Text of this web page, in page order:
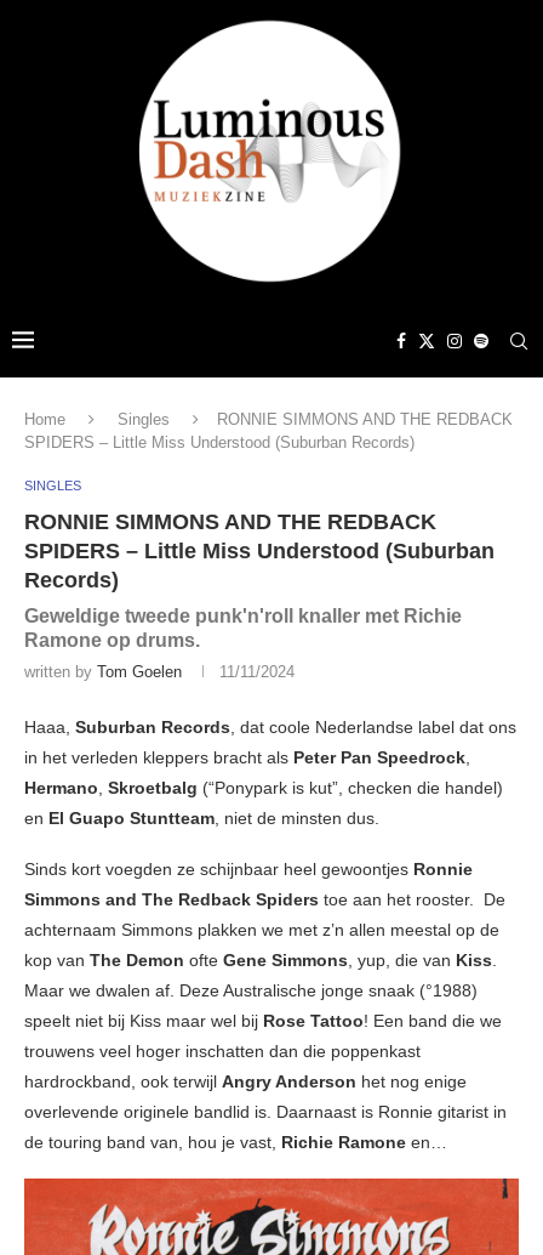
Home Singles
RONNIE SIMMONS AND THE REDBACK
SPIDERS – Little Miss Understood (Suburban Records)
SINGLES
RONNIE SIMMONS AND THE REDBACK
SPIDERS – Little Miss Understood (Suburban
Records)
Geweldige tweede punk'n'roll knaller met Richie
Ramone op drums.
written by Tom Goelen 11/11/2024
Haaa, Suburban Records, dat coole Nederlandse label dat ons
in het verleden kleppers bracht als Peter Pan Speedrock,
Hermano, Skroetbalg (“Ponypark is kut”, checken die handel)
en El Guapo Stuntteam, niet de minsten dus.
Sinds kort voegden ze schijnbaar heel gewoontjes Ronnie
Simmons and The Redback Spiders toe aan het rooster. De
achternaam Simmons plakken we met z’n allen meestal op de
kop van The Demon ofte Gene Simmons, yup, die van Kiss.
Maar we dwalen af. Deze Australische jonge snaak (°1988)
speelt niet bij Kiss maar wel bij Rose Tattoo! Een band die we
trouwens veel hoger inschatten dan die poppenkast
hardrockband, ook terwijl Angry Anderson het nog enige
overlevende originele bandlid is. Daarnaast is Ronnie gitarist in
de touring band van, hou je vast, Richie Ramone en…